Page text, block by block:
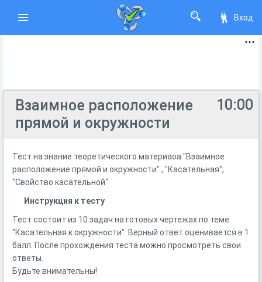
Вход
10:00
Взаимное расположение
прямой и окружности
Тест на знание теоретического материаоа "Взаимное
расположение прямой и окружности" , "Касательная",
"Свойство касательной"
Инструкция к тесту
Тест состоит из 10 задач на готовых чертежах по теме
"Касательная к окружности". Верный ответ оценивается в 1
балл. После прохождения теста можно просмотреть свои
ответы.
Будьте внимательны!